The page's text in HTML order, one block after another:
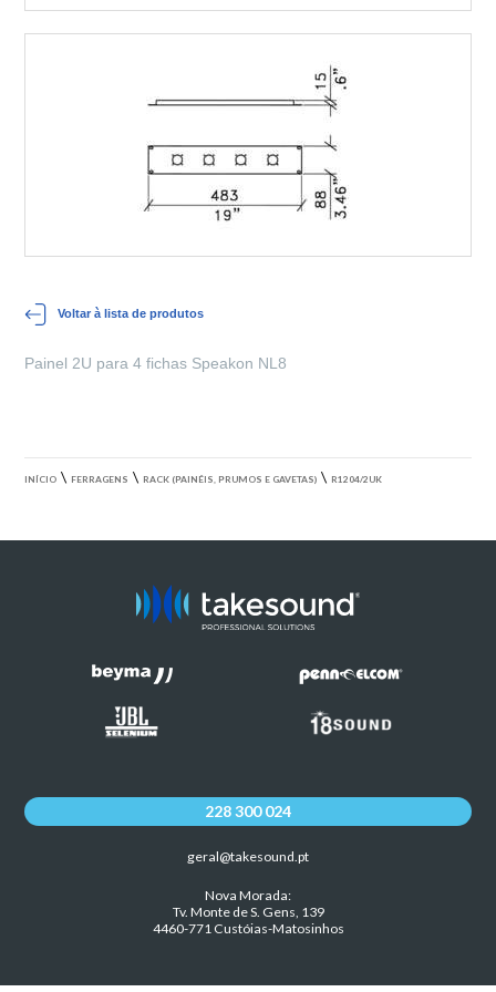
Voltar à lista de produtos
Painel 2U para 4 fichas Speakon NL8
INÍCIO \ FERRAGENS \ RACK (PAINÉIS, PRUMOS E GAVETAS) \ R1204/2UK
228 300 024
geral@takesound.pt
Nova Morada:
Tv. Monte de S. Gens, 139
4460-771 Custóias-Matosinhos